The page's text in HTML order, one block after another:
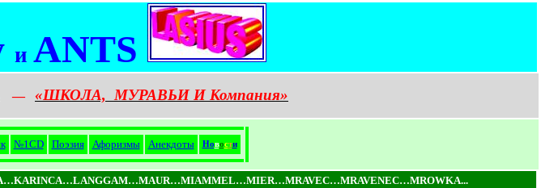
и ANTS
— «ШКОЛА, МУРАВЬИ И Компания»
№1CD Поэзия Афоризмы Анекдоты Новости